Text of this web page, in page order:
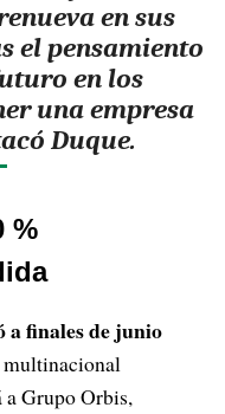
en sus
el pensamiento
en los
una empresa
Duque.
%
a finales de junio
multinacional
Grupo Orbis,